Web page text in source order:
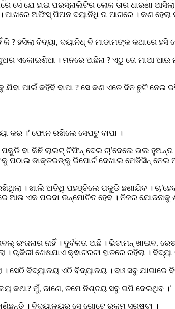
ଯେ ହାଇ ପରସ୍‌ନାଲିଟିର ଲୋକ ତାର ଧାରଣା ଆସିଲା
ପାଖରେ ଅଫିସ୍‌ ପିଅନ ଦୟାନିଧି ତା ଆଗରେ । କଣ
ହସିଲା ବିଦ୍ୟା, ଦୟାନିଧ୍‌ ବି ମାଡାମଙ୍କ କଥାରେ ହସି
ଏକୋଇଶିଆ । ମନରେ ଅଛିନା ? ଏଠୁ ତୋ ମାଆ ଆଉ
ପାଇଁ କହିବି ବାପା ? ସେ କଣ ଏତେ ଦିନ ଛୁଟି ନେଇ
କର ।’ ଫୋନ ରଖିଲେ ସେପଟୁ ବାପା ।
ବା କିଛି ଲାଇଟ୍‌ ଟିଫିନ୍‌ ଦେଇ ଚା’ଦେଲେ ଭଲ
ପଠାଇ ଡାକ୍ତରଙ୍କୁ ରିପୋର୍ଟ ଦେଖାଇ ମେଡିସିନ୍‌ ନେଇ
। ଖାଲି ଅତିଥି ପହଞ୍ଚିଲେ ପକୁଡି ଛଣାଯିବ ।
ଆଉ ଏକ ପରଦା ଉନ୍ମୋଚିତ ହେବ । ନିଜର ଯୋଜନାକୁ
ନାହିଁ । ଦୁର୍ବଳତା ଅଛି । ଭିଟାମନ୍‌ ଖାଇବ,
ଶେଷଯାଏ କ୍ଵାଟରଟା ହାତରେ ରହିଲା ।
ବିଦ୍ୟାଳୟ ଏଠି ବିଦ୍ୟାଳୟ । ବାଃ ସବୁ ଯାଗାରେ
କଥା? ମୁଁ, ଜାଣେ, ତମେ ନିଶ୍ଚୟ ସବୁ ଗପି ଦେଇଥିବ ।’
। ବିଦ୍ୟାଳୟର ସେ ଗୋଟେ ରକମ ସ୍ରଷ୍ଟା ।